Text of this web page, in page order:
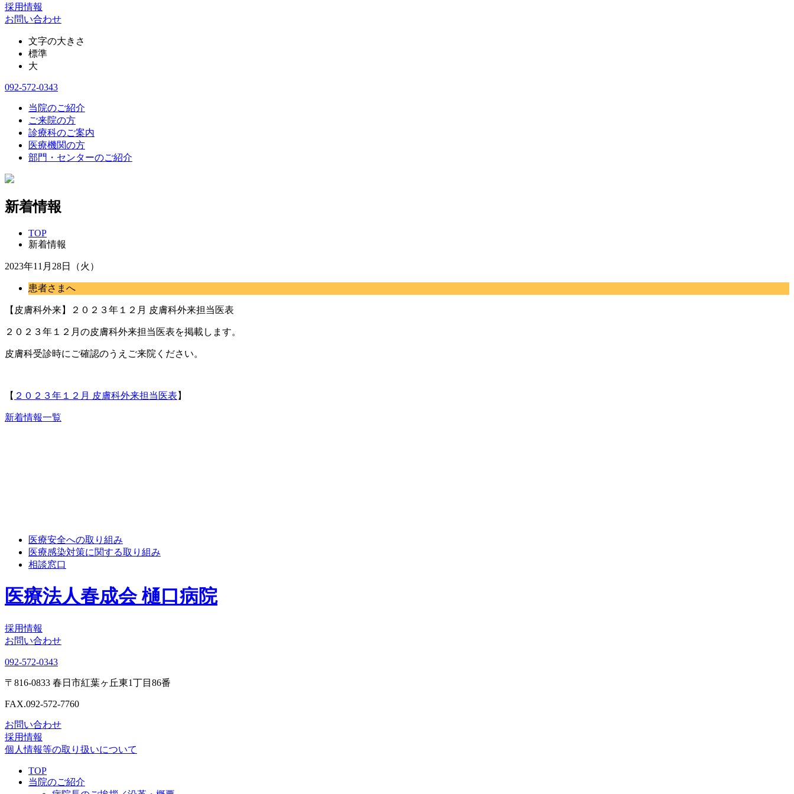
採用情報
お問い合わせ
文字の大きさ
標準
大
092-572-0343
当院のご紹介
ご来院の方
診療科のご案内
医療機関の方
部門・センターのご紹介
新着情報
TOP
新着情報
2023年11月28日（火）
患者さまへ
【皮膚科外来】２０２３年１２月 皮膚科外来担当医表
２０２３年１２月の皮膚科外来担当医表を掲載します。
皮膚科受診時にご確認のうえご来院ください。
【 ２０２３年１２月 皮膚科外来担当医表 】
新着情報一覧
医療安全への取り組み
医療感染対策に関する取り組み
相談窓口
医療法人春成会 樋口病院
採用情報
お問い合わせ
092-572-0343
〒816-0833 春日市紅葉ヶ丘東1丁目86番
FAX.092-572-7760
お問い合わせ
採用情報
個人情報等の取り扱いについて
TOP
当院のご紹介